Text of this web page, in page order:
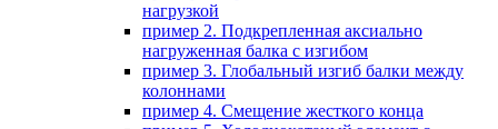
нагрузкой
пример 2. Подкрепленная аксиально
нагруженная балка с изгибом
пример 3. Глобальный изгиб балки между
колоннами
пример 4. Смещение жесткого конца